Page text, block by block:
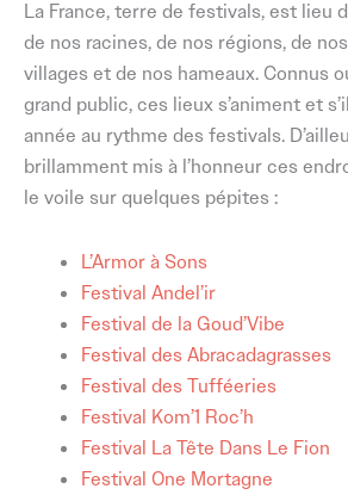
La France, terre de festivals, est lieu
de nos racines, de nos régions, de
villages et de nos hameaux. Connus
grand public, ces lieux s’animent et
année au rythme des festivals.
brillamment mis à l’honneur ces
le voile sur quelques pépites :
L’Armor à Sons
Festival Andel’ir
Festival de la Goud’Vibe
Festival des Abracadagrasses
Festival des Tufféeries
Festival Kom’1 Roc’h
Festival La Tête Dans Le Fion
Festival One Mortagne